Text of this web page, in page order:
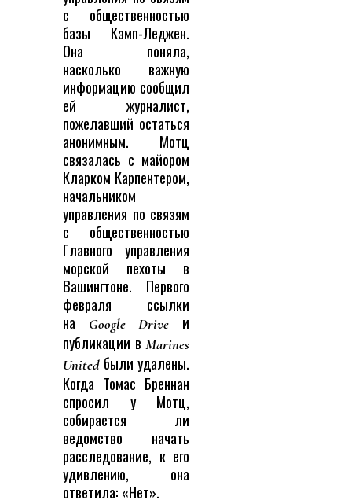
с общественностью
базы Кэмп-Леджен.
Она поняла,
насколько важную
информацию сообщил
ей журналист,
пожелавший остаться
анонимным. Мотц
связалась с майором
Кларком Карпентером,
начальником
управления по связям
с общественностью
Главного управления
морской пехоты в
Вашингтоне. Первого
февраля ссылки
на
Google Drive
и
публикации в Marines
Unitedбыли удалены.
Когда Томас Бреннан
спросил у Мотц,
собирается ли
ведомство начать
расследование, к его
удивлению, она
ответила: «Нет».